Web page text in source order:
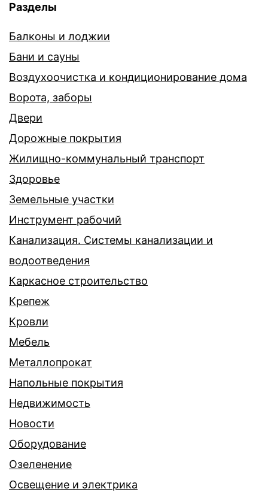
Разделы
Балконы и лоджии
Бани и сауны
Воздухоочистка и кондиционирование дома
Ворота, заборы
Двери
Дорожные покрытия
Жилищно-коммунальный транспорт
Здоровье
Земельные участки
Инструмент рабочий
Канализация. Системы канализации и
водоотведения
Каркасное строительство
Крепеж
Кровли
Мебель
Металлопрокат
Напольные покрытия
Недвижимость
Новости
Оборудование
Озеленение
Освещение и электрика